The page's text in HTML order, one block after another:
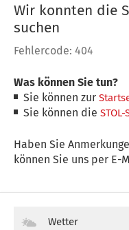
Wir konnten die
suchen
Fehlercode: 404
Was können Sie tun?
Sie können zur
Sie können die
Haben Sie
können Sie uns per E-
Wetter